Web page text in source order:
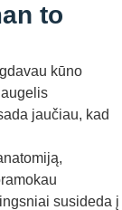
to
kūno
jaučiau, kad
susideda į